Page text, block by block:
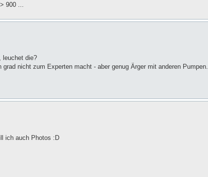
900 ...
leuchet die?
nicht zum Experten macht - aber genug Ärger mit anderen Pumpen.
ich auch Photos :D